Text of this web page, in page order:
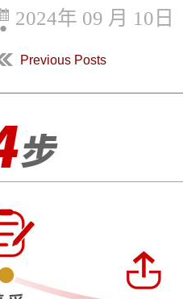
2024年 09 月 10日
Previous Posts